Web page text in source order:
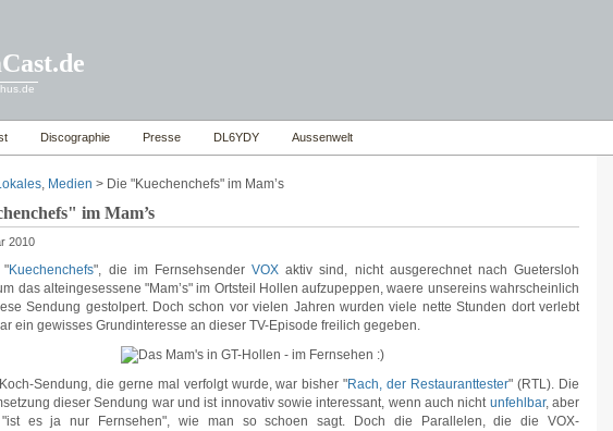
Discographie Presse DL6YDY Aussenwelt
, Medien > Die "Kuechenchefs" im Mam’s
im Mam’s
2010
"Kuechenchefs", die im FernsehsenderVOX aktiv sind, nicht ausgerechnet nach Guetersloh
das alteingesessene "Mam’s" im Ortsteil Hollen aufzupeppen, waere unsereins wahrscheinlich
Sendung gestolpert. Doch schon vor vielen Jahren wurden viele nette Stunden dort verlebt
ein gewisses Grundinteresse an dieser TV-Episode freilich gegeben.
Sendung, die gerne mal verfolgt wurde, war bisher "Rach, der Restauranttester" (RTL). Die
dieser Sendung war und ist innovativ sowie interessant, wenn auch nicht unfehlbar, aber
"ist es ja nur Fernsehen", wie man so schoen sagt. Doch die Parallelen, die die VOX-